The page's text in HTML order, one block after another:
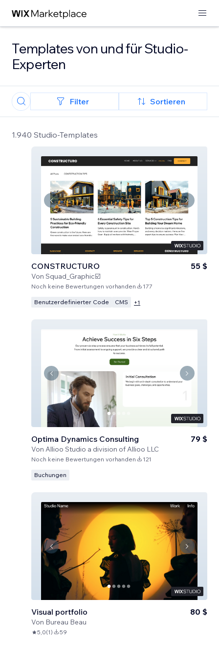
Templates von und für Studio-
Experten
Filter Sortieren
1.940 Studio-Templates
CONSTRUCTURO
Von Squad_Graphic☑️
55 $
Noch keine Bewertungen vorhanden 177
Benutzerdefinierter Code CMS +1
Optima Dynamics Consulting
Von Allioo Studio a division of Allioo LLC
79 $
Noch keine Bewertungen vorhanden 121
Buchungen
Visual portfolio
Von Bureau Beau
80 $
5,0(1) 59